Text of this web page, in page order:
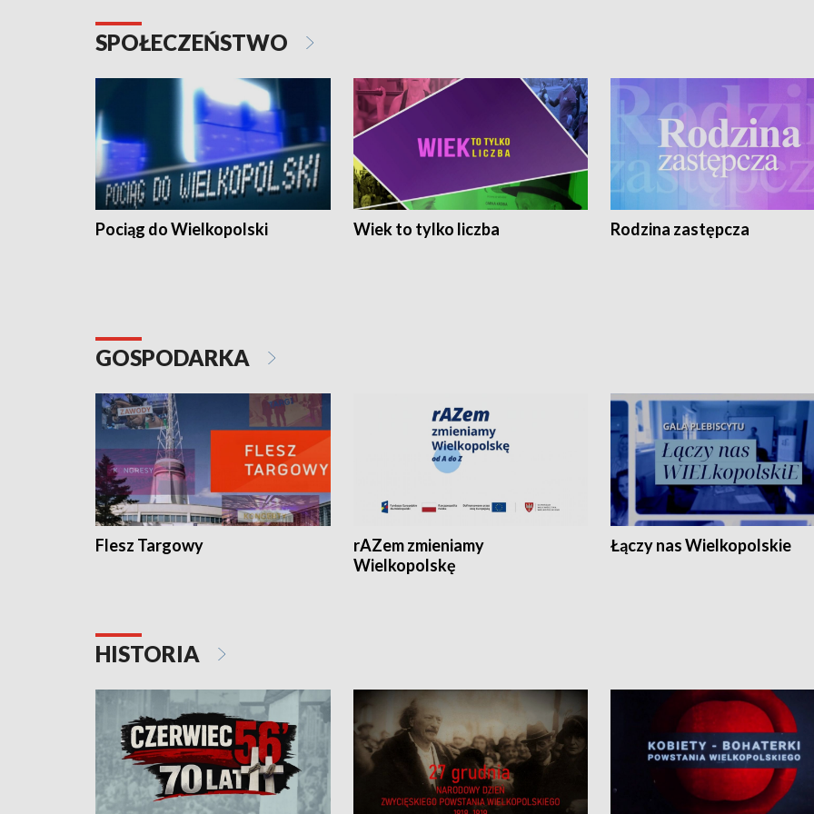
SPOŁECZEŃSTWO
Pociąg do Wielkopolski Wiek to tylko liczba Rodzina zastępcza
GOSPODARKA
Flesz Targowy
rAZem zmieniamy
Wielkopolskę
Łączy nas Wielkopolskie
HISTORIA